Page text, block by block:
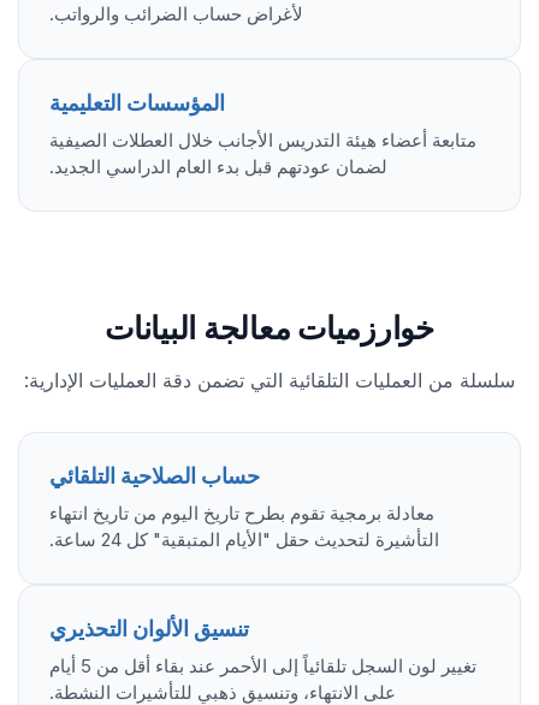
لأغراض حساب الضرائب والرواتب.
المؤسسات التعليمية
متابعة أعضاء هيئة التدريس الأجانب خلال العطلات الصيفية
لضمان عودتهم قبل بدء العام الدراسي الجديد.
خوارزميات معالجة البيانات
سلسلة من العمليات التلقائية التي تضمن دقة العمليات الإدارية:
حساب الصلاحية التلقائي
معادلة برمجية تقوم بطرح تاريخ اليوم من تاريخ انتهاء
التأشيرة لتحديث حقل "الأيام المتبقية" كل 24 ساعة.
تنسيق الألوان التحذيري
تغيير لون السجل تلقائياً إلى الأحمر عند بقاء أقل من 5 أيام
على الانتهاء، وتنسيق ذهبي للتأشيرات النشطة.